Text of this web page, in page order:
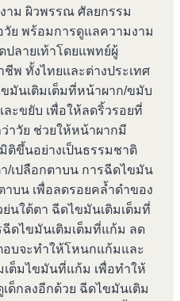
าม ผิวพรรณ ศัลยกรรม
ย พร้อมการดูแลความงาม
ปลายเท้าโดยแพทย์ผู้
พ ทั้งไทยและต่างประเทศ
มันเติมเต็มที่หน้าผาก/ขมับ
ะขยับ เพื่อให้ลดริ้วรอยที่
าวัย ช่วยให้หน้าผากมี
ขึ้นอย่างเป็นธรรมชาติ
/เปลือกตาบน การฉีดไขมัน
าบน เพื่อลดรอยคล้ำดำของ
ย่นใต้ตา ฉีดไขมันเติมเต็มที่
ดไขมันเติมเต็มที่แก้ม ลด
บจะทำให้โหนกแก้มและ
เต็มไขมันที่แก้ม เพื่อทำให้
กลงอีกด้วย ฉีดไขมันเติม